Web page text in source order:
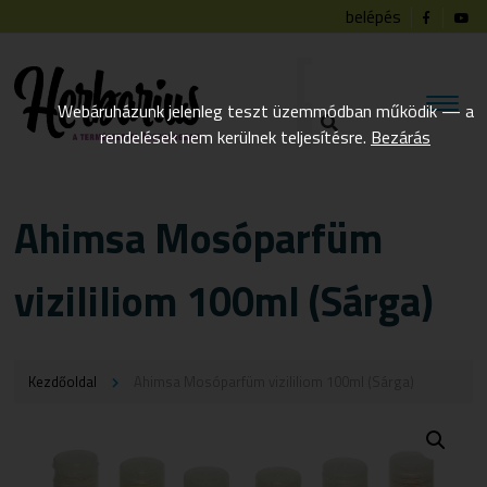
belépés
Ahimsa Mosóparfüm
vizililiom 100ml (Sárga)
Kezdőoldal
Webáruházunk jelenleg teszt üzemmódban működik — a
rendelések nem kerülnek teljesítésre. Bezárás